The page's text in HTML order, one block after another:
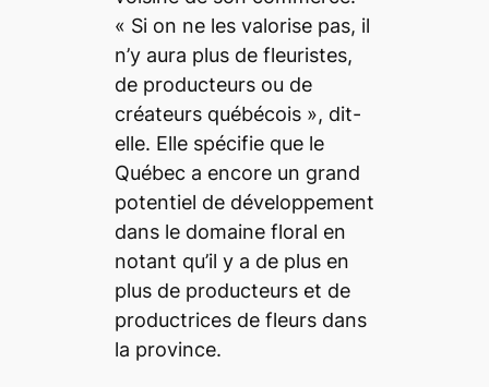
« Si on ne les valorise pas, il
n’y aura plus de fleuristes,
de producteurs ou de
créateurs québécois », dit-
elle. Elle spécifie que le
Québec a encore un grand
potentiel de développement
dans le domaine floral en
notant qu’il y a de plus en
plus de producteurs et de
productrices de fleurs dans
la province.